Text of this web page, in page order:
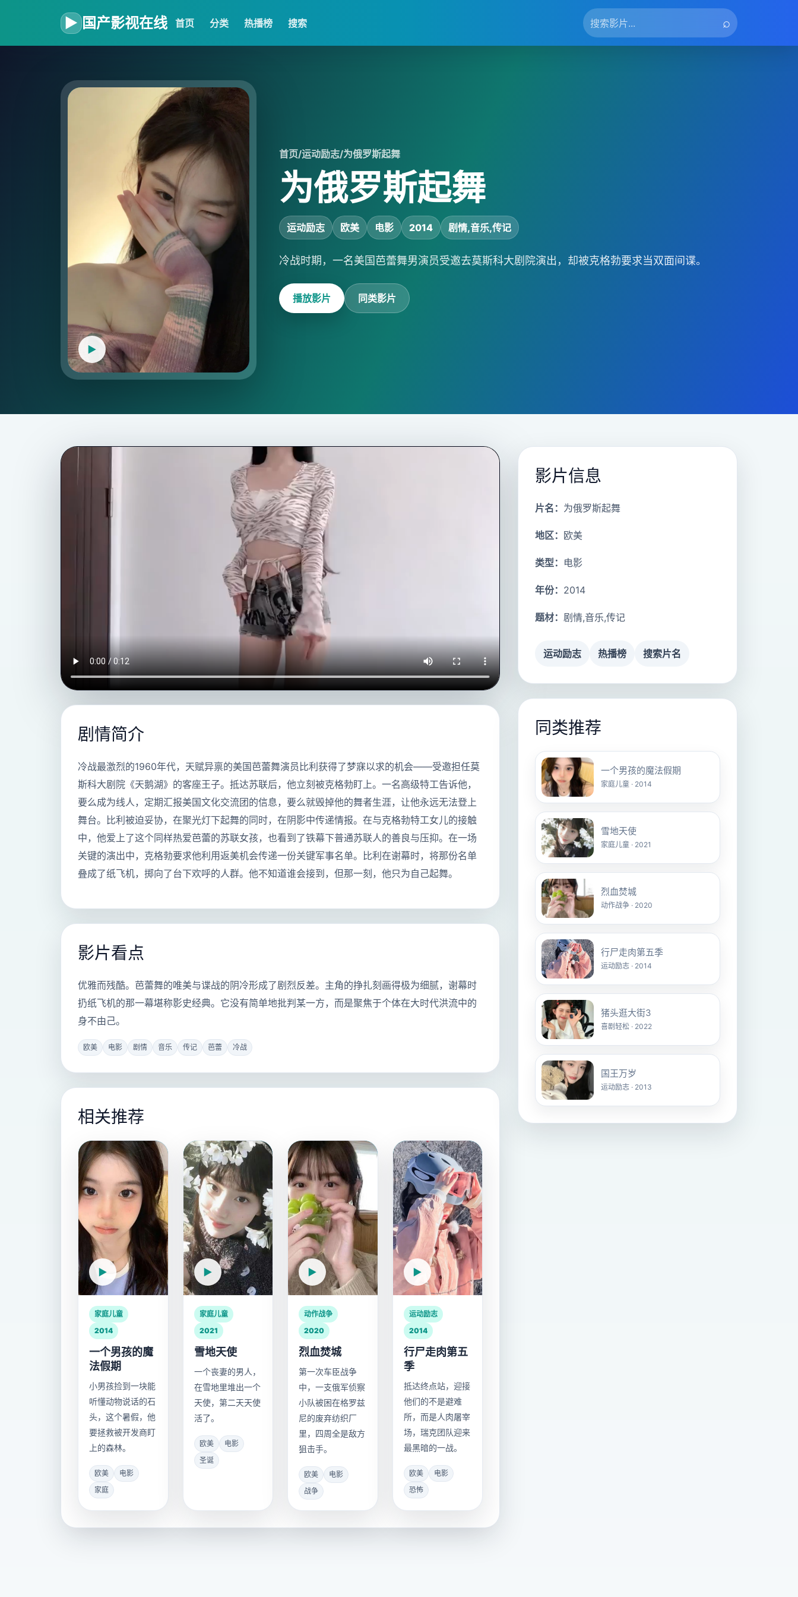
▶ 国产影视在线 首页 分类 热播榜 搜索 ⌕
首页/运动励志/为俄罗斯起舞
为俄罗斯起舞
运动励志 欧美 电影 2014 剧情,音乐,传记
冷战时期，一名美国芭蕾舞男演员受邀去莫斯科大剧院演出，却被克格勃要求当双面间谍。
播放影片 同类影片
剧情简介
冷战最激烈的1960年代，天赋异禀的美国芭蕾舞演员比利获得了梦寐以求的机会——受邀担任莫
斯科大剧院《天鹅湖》的客座王子。抵达苏联后，他立刻被克格勃盯上。一名高级特工告诉他，
要么成为线人，定期汇报美国文化交流团的信息，要么就毁掉他的舞者生涯，让他永远无法登上
舞台。比利被迫妥协，在聚光灯下起舞的同时，在阴影中传递情报。在与克格勃特工女儿的接触
中，他爱上了这个同样热爱芭蕾的苏联女孩，也看到了铁幕下普通苏联人的善良与压抑。在一场
关键的演出中，克格勃要求他利用返美机会传递一份关键军事名单。比利在谢幕时，将那份名单
叠成了纸飞机，掷向了台下欢呼的人群。他不知道谁会接到，但那一刻，他只为自己起舞。
影片看点
优雅而残酷。芭蕾舞的唯美与谍战的阴冷形成了剧烈反差。主角的挣扎刻画得极为细腻，谢幕时
扔纸飞机的那一幕堪称影史经典。它没有简单地批判某一方，而是聚焦于个体在大时代洪流中的
身不由己。
欧美 电影 剧情 音乐 传记 芭蕾 冷战
相关推荐
家庭儿童
2014
一个男孩的魔
法假期
小男孩捡到一块能
听懂动物说话的石
头，这个暑假，他
要拯救被开发商盯
上的森林。
欧美
电影
家庭
家庭儿童
2021
雪地天使
一个丧妻的男人，
在雪地里堆出一个
天使，第二天天使
活了。
欧美
电影
圣诞
动作战争
2020
烈血焚城
第一次车臣战争
中，一支俄军侦察
小队被困在格罗兹
尼的废弃纺织厂
里，四周全是敌方
狙击手。
欧美
电影
战争
运动励志
2014
行尸走肉第五
季
抵达终点站，迎接
他们的不是避难
所，而是人肉屠宰
场，瑞克团队迎来
最黑暗的一战。
欧美
电影
恐怖
影片信息
片名： 为俄罗斯起舞
地区： 欧美
类型： 电影
年份： 2014
题材： 剧情,音乐,传记
运动励志 热播榜 搜索片名
同类推荐
一个男孩的魔法假期
家庭儿童 · 2014
雪地天使
家庭儿童 · 2021
烈血焚城
动作战争 · 2020
行尸走肉第五季
运动励志 · 2014
猪头逛大街3
喜剧轻松 · 2022
国王万岁
运动励志 · 2013